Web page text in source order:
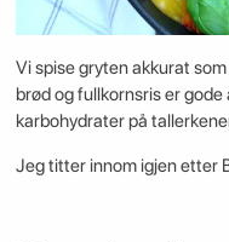
Vi spise gryten akkurat
brød og fullkornsris er
karbohydrater på
Jeg titter innom igjen etter